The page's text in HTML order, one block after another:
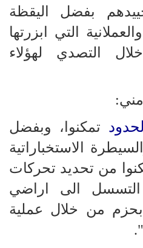
بفضل اليقظة
التي ابزرتها
التصدي لهؤلاء
تمكنوا، وبفضل
الاستخباراتية
من تحديد تحركات
الى اراضي
بحزم من خلال عملية